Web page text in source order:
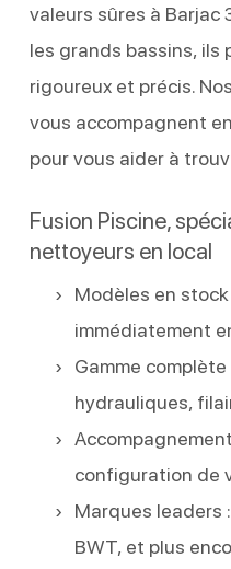
valeurs sûres à Barjac
les grands bassins,
rigoureux et précis.
vous accompagnent
pour vous aider à
Fusion Piscine,
nettoyeurs en local
Modèles en
immédiatement
Gamme
hydrauliques,
configuration de
Marques leaders
BWT, et plus